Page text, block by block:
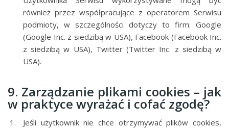
również przez współpracujące z operatorem Serwisu
podmioty, w szczególności dotyczy to firm: Google
(Google Inc. z siedzibą w USA), Facebook (Facebook Inc.
z siedzibą w USA), Twitter (Twitter Inc. z siedzibą w
USA).
9. Zarządzanie plikami cookies – jak
w praktyce wyrażać i cofać zgodę?
Jeśli użytkownik nie chce otrzymywać plików cookies,